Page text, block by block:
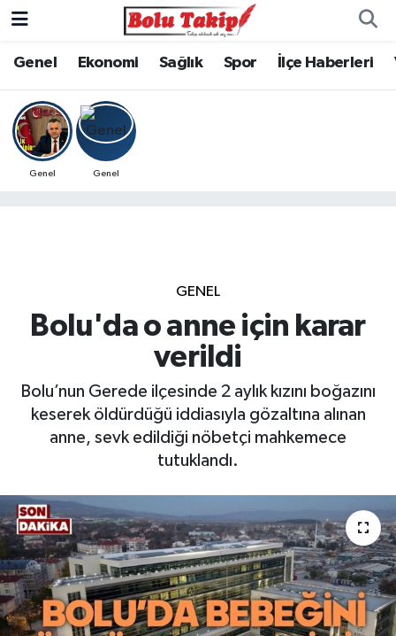
Genel Ekonomi Sağlık Spor İlçe Haberleri
Genel Genel
GENEL
Bolu'da o anne için karar
verildi
Bolu’nun Gerede ilçesinde 2 aylık kızını boğazını
keserek öldürdüğü iddiasıyla gözaltına alınan
anne, sevk edildiği nöbetçi mahkemece
tutuklandı.